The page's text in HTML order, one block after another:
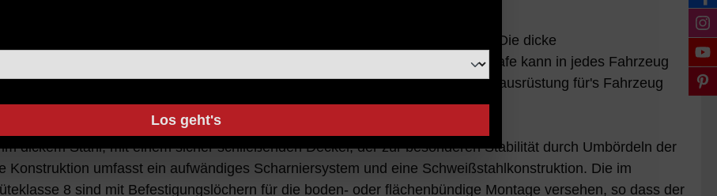
um einen sicheren und geschützten Ort für Wertsachen im Auto zu bieten. Die dicke
und Verrutschen während des Transports. Der LOCKBOX-Autosafe kann in jedes Fahrzeug
sind geeignet für die meisten Wertgegenstände und ist auch als Jagdausrüstung für's Fahrzeug
dickem Stahl, mit einem sicher schließenden Deckel, der zur besonderen Stabilität durch Umbördeln der
Konstruktion umfasst ein aufwändiges Scharniersystem und eine Schweißstahlkonstruktion. Die im
8 sind mit Befestigungslöchern für die boden- oder flächenbündige Montage versehen, so dass der
Los geht's